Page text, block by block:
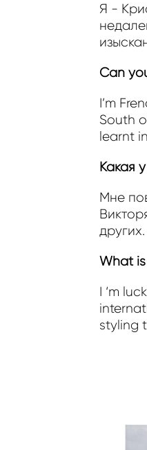
Я -
Can
I’m
South
learnt
Какая
Мне
What
I ‘m
styling